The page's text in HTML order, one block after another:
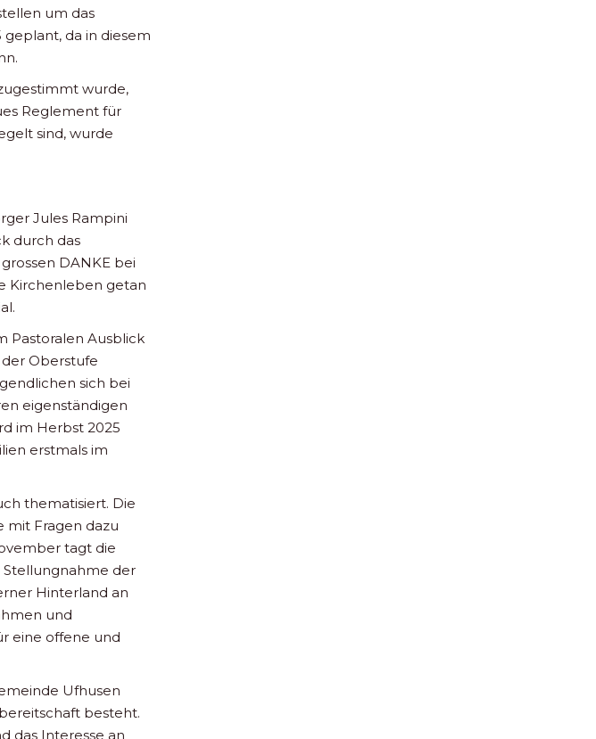
um das
geplant, da in diesem
wurde,
Reglement für
sind, wurde
Jules Rampini
durch das
DANKE bei
Kirchenleben getan
Pastoralen Ausblick
Oberstufe
sich bei
eigenständigen
im Herbst 2025
erstmals im
thematisiert. Die
mit Fragen dazu
tagt die
Stellungnahme der
Hinterland an
und
eine offene und
Ufhusen
besteht.
das Interesse an